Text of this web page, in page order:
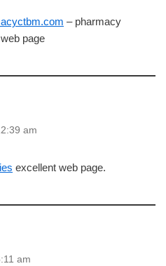
– pharmacy
page
am
excellent web page.
am